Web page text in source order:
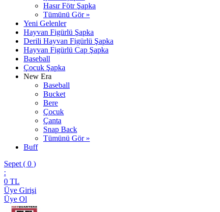
Hasır Fötr Şapka
Tümünü Gör »
Yeni Gelenler
Hayvan Figürlü Şapka
Derili Hayvan Figürlü Şapka
Hayvan Figürlü Cap Şapka
Baseball
Çocuk Şapka
New Era
Baseball
Bucket
Bere
Çocuk
Çanta
Snap Back
Tümünü Gör »
Buff
Sepet ( 0 )
:
0 TL
Üye Girişi
Üye Ol